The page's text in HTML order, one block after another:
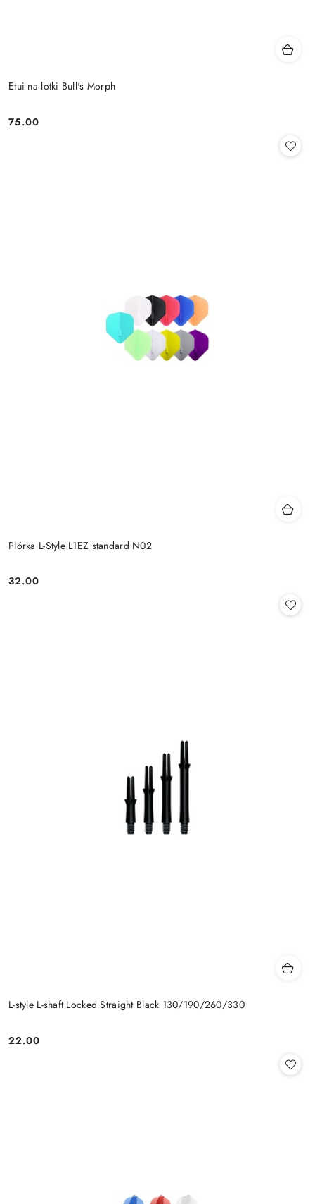
Etui na lotki Bull's Morph
Cena:
75.00
PIórka L-Style L1EZ standard N02
Cena:
32.00
L-style L-shaft Locked Straight Black 130/190/260/330
Cena:
22.00